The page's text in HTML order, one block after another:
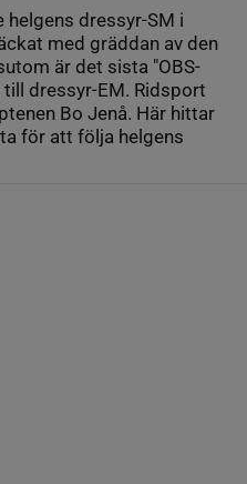
helgens dressyr-SM i
med gräddan av den
är det sista "OBS-
dressyr-EM. Ridsport
Bo Jenå. Här hittar
för att följa helgens